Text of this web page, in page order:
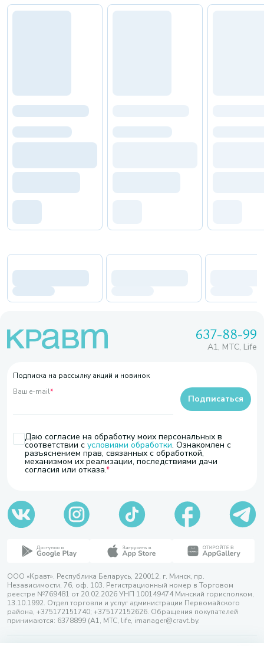
637-88-99
A1, МТС, Life
Подписка на рассылку акций и новинок
Ваш e-mail*
Даю согласие на обработку моих персональных в
соответствии с условиями обработки. Ознакомлен с
разъяснением прав, связанных с обработкой,
механизмом их реализации, последствиями дачи
согласия или отказа.
Подписаться
ООО «Кравт». Республика Беларусь, 220012, г. Минск, пр.
Независимости, 76, оф. 103. Регистрационный номер в Торговом
реестре №769481 от 20.02.2026 УНП 100149474 Минский горисполком,
13.10.1992. Отдел торговли и услуг администрации Первомайского
района, +375172151740; +375172152626. Обращения покупателей
принимаются: 6378899 (А1, МТС, life, imanager@cravt.by.